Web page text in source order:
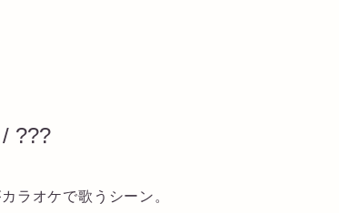
???
ラオケで歌うシーン。